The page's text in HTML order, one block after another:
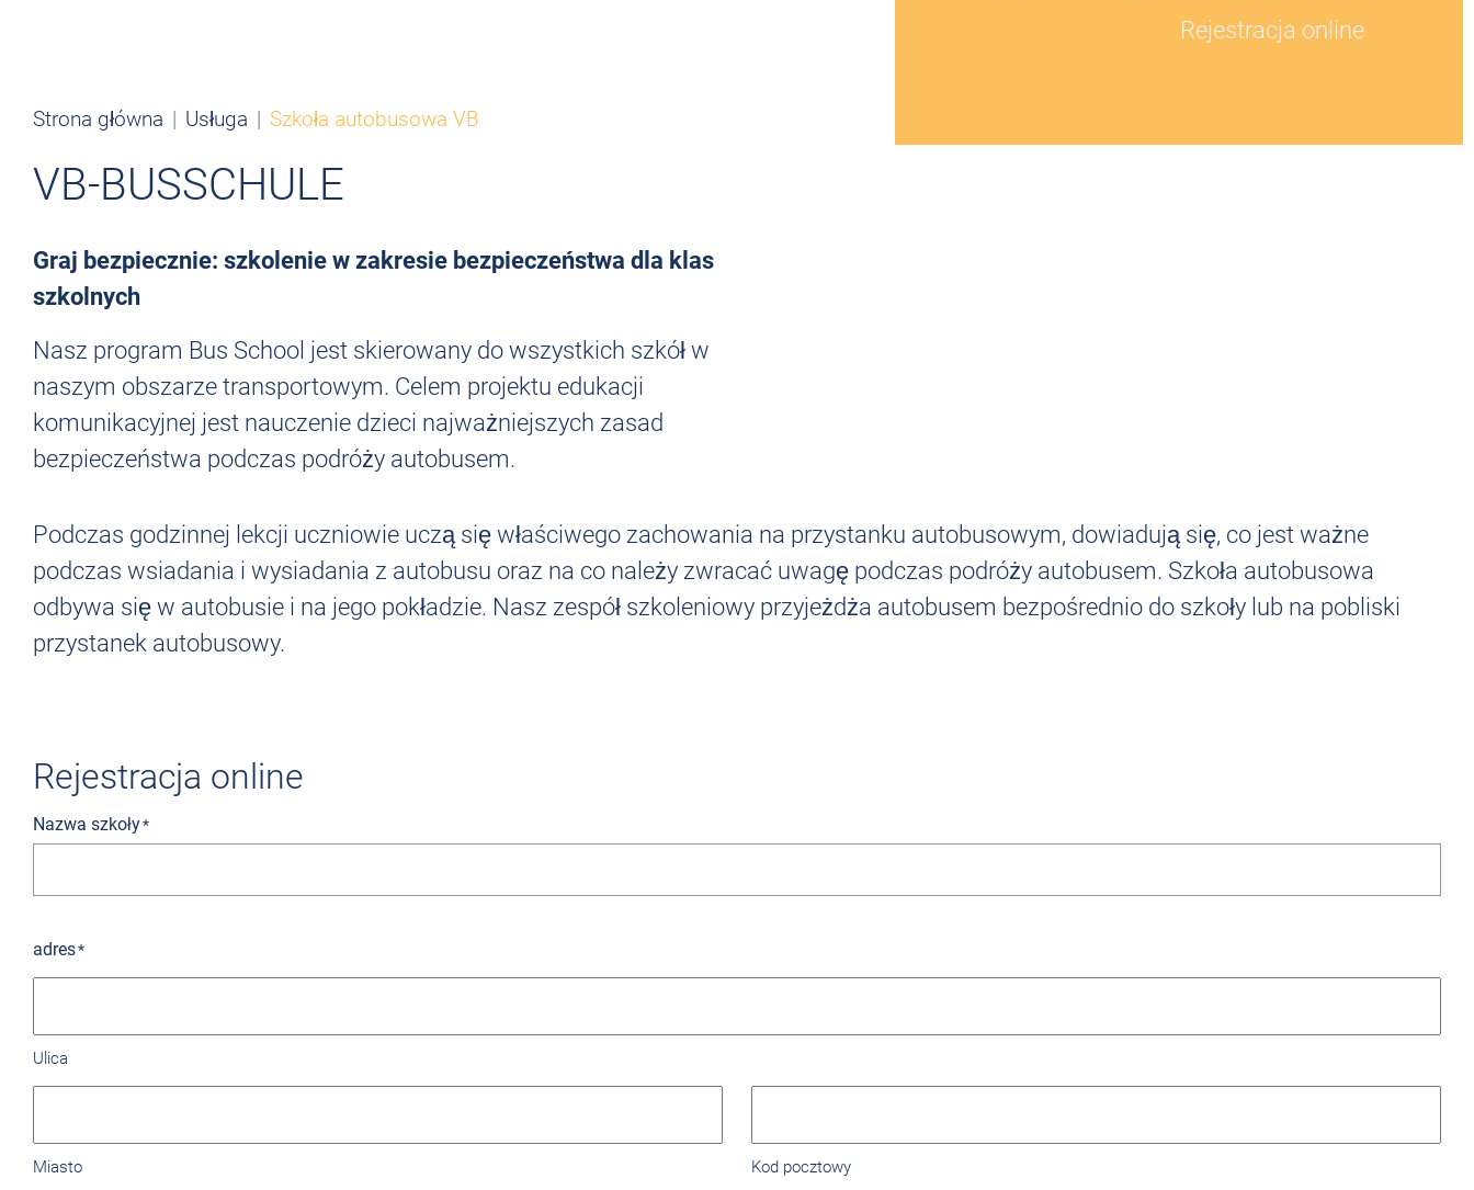
Rejestracja online
Strona główna Usługa Szkoła autobusowa VB
VB-BUSSCHULE
Graj bezpiecznie: szkolenie w zakresie bezpieczeństwa dla klas
szkolnych
Nasz program Bus School jest skierowany do wszystkich szkół w
naszym obszarze transportowym. Celem projektu edukacji
komunikacyjnej jest nauczenie dzieci najważniejszych zasad
bezpieczeństwa podczas podróży autobusem.
Podczas godzinnej lekcji uczniowie uczą się właściwego zachowania na przystanku autobusowym, dowiadują się, co jest ważne
podczas wsiadania i wysiadania z autobusu oraz na co należy zwracać uwagę podczas podróży autobusem. Szkoła autobusowa
odbywa się w autobusie i na jego pokładzie. Nasz zespół szkoleniowy przyjeżdża autobusem bezpośrednio do szkoły lub na pobliski
przystanek autobusowy.
Rejestracja online
Nazwa szkoły*
adres*
Ulica
Miasto Kod pocztowy